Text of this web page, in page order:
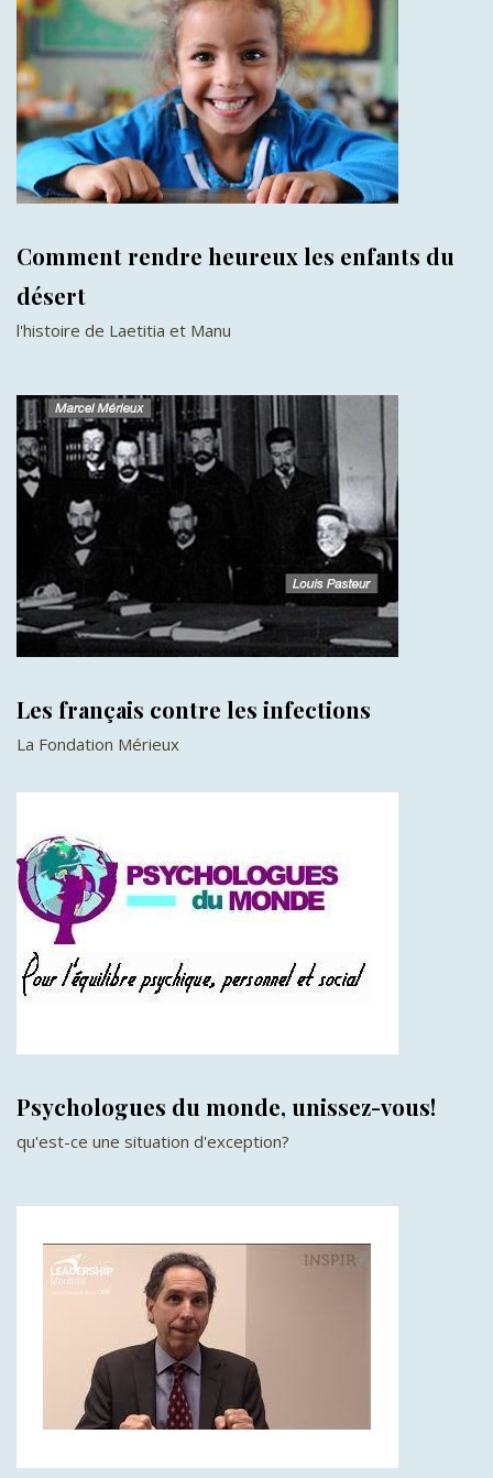
Comment rendre heureux les enfants du
désert
l'histoire de Laetitia et Manu
Les français contre les infections
La Fondation Mérieux
Psychologues du monde, unissez-vous!
qu'est-ce une situation d'exception?